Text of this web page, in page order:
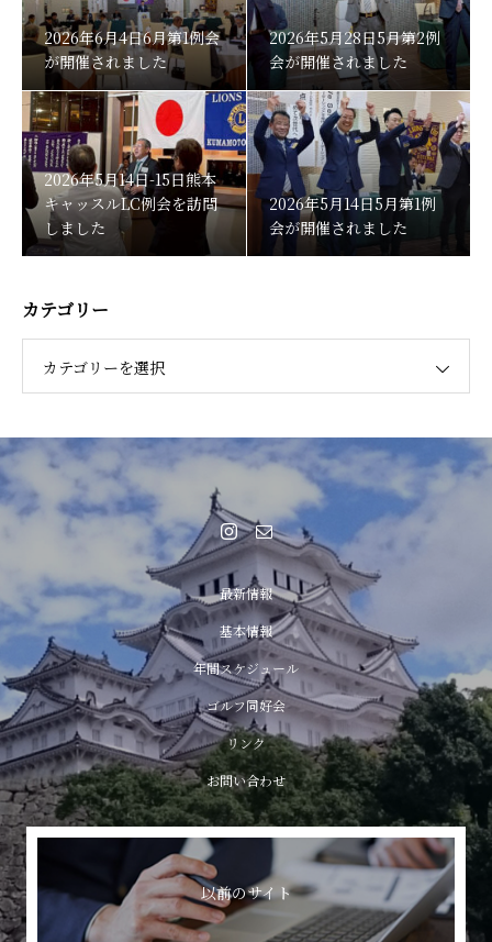
2026年6月4日6月第1例会
が開催されました
2026年5月28日5月第2例
会が開催されました
2026年5月14日-15日熊本
キャッスルLC例会を訪問
しました
2026年5月14日5月第1例
会が開催されました
カテゴリー
カテゴリーを選択
最新情報
基本情報
年間スケジュール
ゴルフ同好会
リンク
お問い合わせ
以前のサイト